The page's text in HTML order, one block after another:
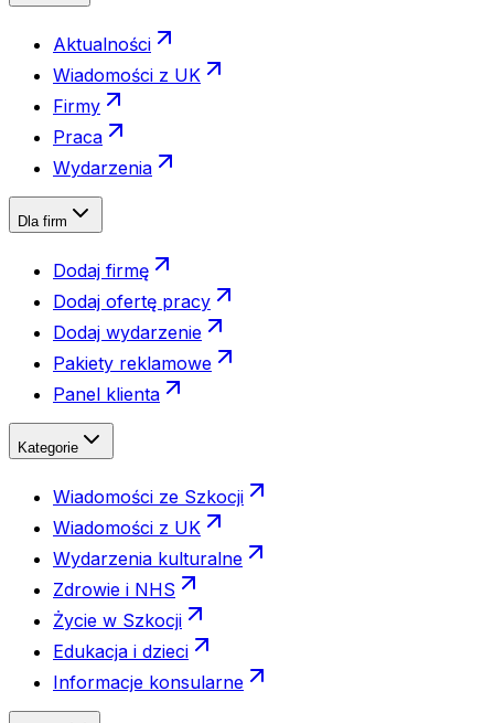
Aktualności
Wiadomości z UK
Firmy
Praca
Wydarzenia
Dla firm
Dodaj firmę
Dodaj ofertę pracy
Dodaj wydarzenie
Pakiety reklamowe
Panel klienta
Kategorie
Wiadomości ze Szkocji
Wiadomości z UK
Wydarzenia kulturalne
Zdrowie i NHS
Życie w Szkocji
Edukacja i dzieci
Informacje konsularne